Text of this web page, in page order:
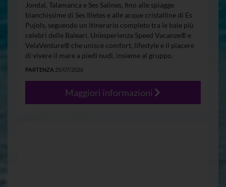
Jondal, Talamanca e Ses Salines, fino alle spiagge
bianchissime di Ses Illetes e alle acque cristalline di Es
Pujols, seguendo un itinerario completo tra le baie più
celebri delle Baleari. Un’esperienza Speed Vacanze® e
VelaVenture® che unisce comfort, lifestyle e il piacere
di vivere il mare a piedi nudi, insieme al gruppo.
PARTENZA 25/07/2026
Maggiori informazioni